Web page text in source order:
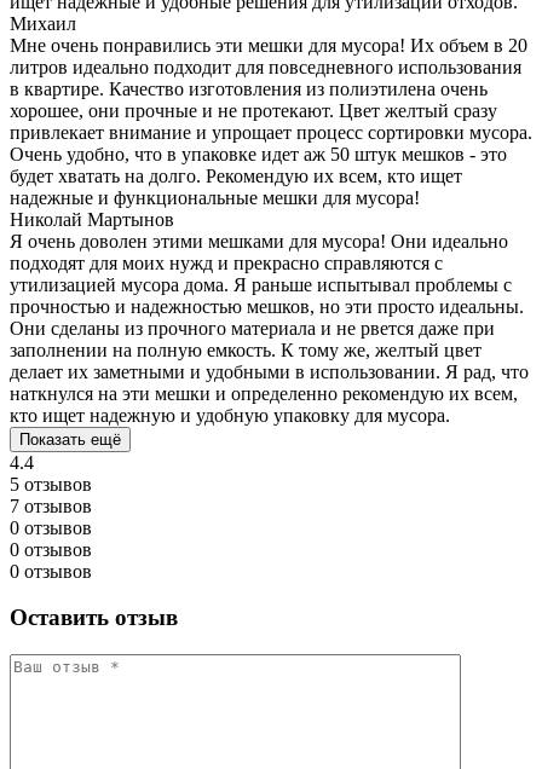
Михаил
Мне очень понравились эти мешки для мусора! Их объем в 20
литров идеально подходит для повседневного использования
в квартире. Качество изготовления из полиэтилена очень
хорошее, они прочные и не протекают. Цвет желтый сразу
привлекает внимание и упрощает процесс сортировки мусора.
Очень удобно, что в упаковке идет аж 50 штук мешков - это
будет хватать на долго. Рекомендую их всем, кто ищет
надежные и функциональные мешки для мусора!
Николай Мартынов
Я очень доволен этими мешками для мусора! Они идеально
подходят для моих нужд и прекрасно справляются с
утилизацией мусора дома. Я раньше испытывал проблемы с
прочностью и надежностью мешков, но эти просто идеальны.
Они сделаны из прочного материала и не рвется даже при
заполнении на полную емкость. К тому же, желтый цвет
делает их заметными и удобными в использовании. Я рад, что
наткнулся на эти мешки и определенно рекомендую их всем,
кто ищет надежную и удобную упаковку для мусора.
Показать ещё
4.4
5 отзывов
7 отзывов
0 отзывов
0 отзывов
0 отзывов
Оставить отзыв